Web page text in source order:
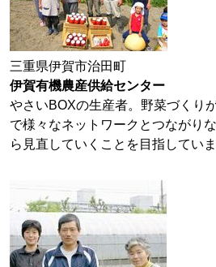
三重県伊賀市治田町
伊賀有機農産供給センター
やさいBOXの生産者。野菜づくり
で様々なネットワークとつながり
ら見直していくことを目指していま